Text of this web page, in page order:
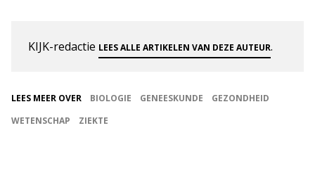
KIJK-redactie LEES ALLE ARTIKELEN VAN DEZE AUTEUR.
LEES MEER OVER BIOLOGIE GENEESKUNDE
GEZONDHEID
WETENSCHAP
ZIEKTE